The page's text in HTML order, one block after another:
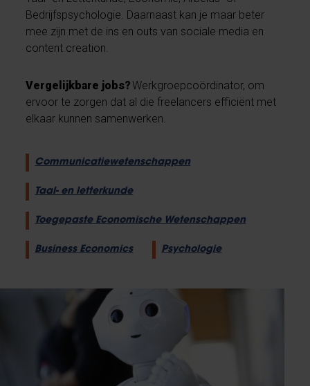
Bedrijfspsychologie. Daarnaast kan je maar beter
mee zijn met de ins en outs van sociale media en
content creation.
Vergelijkbare jobs?Werkgroepcoördinator, om
ervoor te zorgen dat al die freelancers efficiënt met
elkaar kunnen samenwerken.
Communicatiewetenschappen
Taal- en letterkunde
Toegepaste Economische Wetenschappen
Business Economics Psychologie